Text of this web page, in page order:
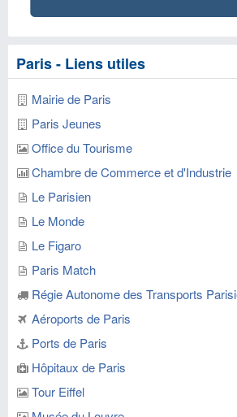
Paris - Liens utiles
Mairie de Paris
Paris Jeunes
Office du Tourisme
Chambre de Commerce et d'Industrie
Le Parisien
Le Monde
Le Figaro
Paris Match
Régie Autonome des Transports
Aéroports de Paris
Ports de Paris
Hôpitaux de Paris
Tour Eiffel